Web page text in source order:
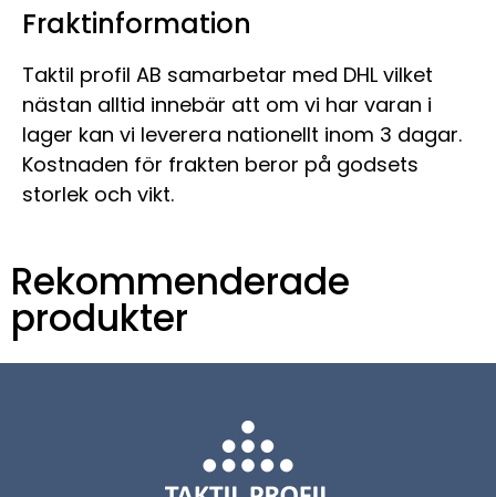
Fraktinformation
Taktil profil AB samarbetar med DHL vilket
nästan alltid innebär att om vi har varan i
lager kan vi leverera nationellt inom 3 dagar.
Kostnaden för frakten beror på godsets
storlek och vikt.
Rekommenderade
produkter